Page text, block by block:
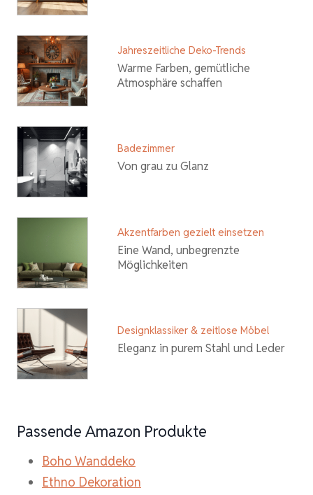
Jahreszeitliche Deko-Trends
Warme Farben, gemütliche
Atmosphäre schaffen
Badezimmer
Von grau zu Glanz
Akzentfarben gezielt einsetzen
Eine Wand, unbegrenzte
Möglichkeiten
Designklassiker & zeitlose Möbel
Eleganz in purem Stahl und Leder
Passende Amazon Produkte
Boho Wanddeko
Ethno Dekoration